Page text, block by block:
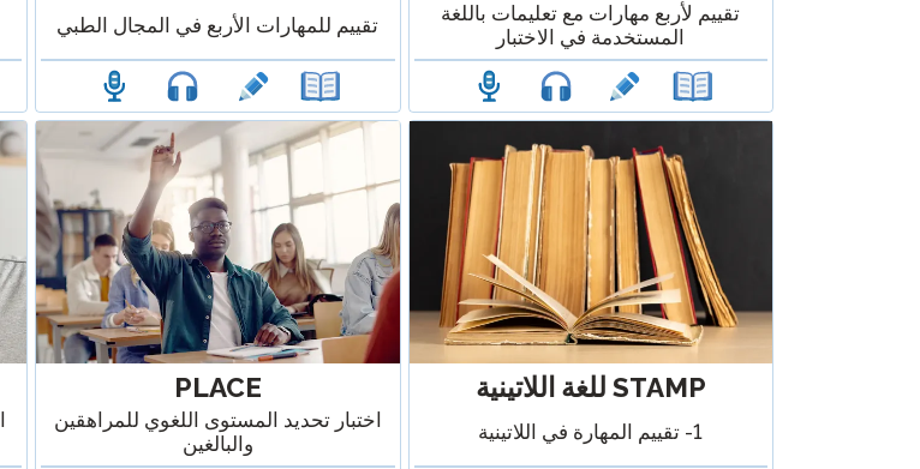
تقييم لأربع مهارات مع تعليمات باللغة
المستخدمة في الاختبار
تقييم للمهارات الأربع في المجال الطبي
STAMP للغة اللاتينية
1- تقييم المهارة في اللاتينية
PLACE
اختبار تحديد المستوى اللغوي للمراهقين
والبالغين